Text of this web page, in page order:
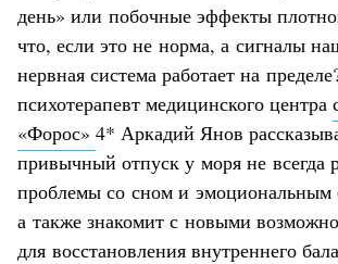
день» или побочные эффекты
что, если это не норма, а сигналы
нервная система работает на
психотерапевт медицинского центра
«Форос» 4* Аркадий Янов
привычный отпуск у моря не всегда
проблемы со сном и эмоциональным
а также знакомит с новыми
для восстановления внутреннего